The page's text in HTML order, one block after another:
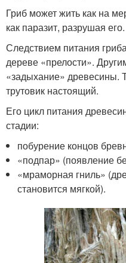
Гриб может жить как на
как паразит, разрушая его.
Следствием питания
дереве «прелости».
«задыхание» древесины.
трутовик настоящий.
Его цикл питания
стадии:
побурение концов
«подпар» (появление
«мраморная гниль»
становится мягкой).